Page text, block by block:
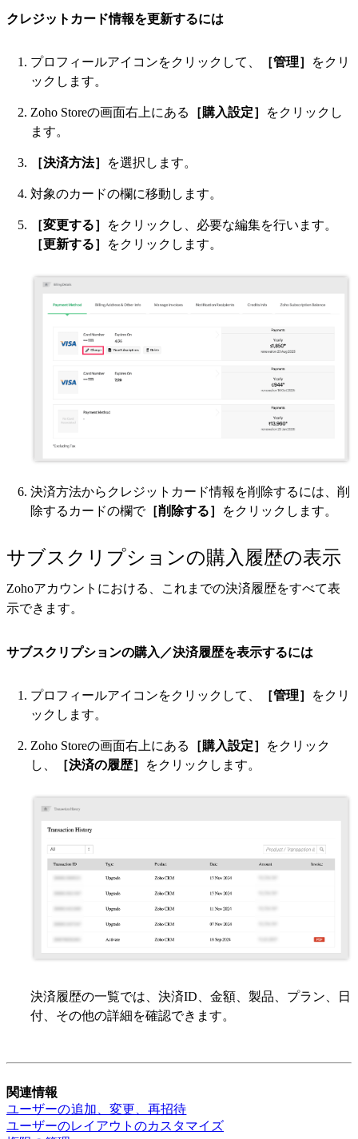
クレジットカード情報を更新するには
プロフィールアイコンをクリックして、 ［管理］
をクリ
ックします。
Zoho Storeの画面右上にある ［購入設定］
をクリックし
ます。
［決済方法］ を選択します。
対象のカードの欄に移動します。
［変更する］
をクリックし、必要な編集を行います。
［更新する］
をクリックします。
決済方法からクレジットカード情報を削除するには、削
除するカードの欄で［削除する］ をクリックします。
サブスクリプションの購入履歴の表示
Zohoアカウントにおける、これまでの決済履歴をすべて表
示できます。
サブスクリプションの購入／決済履歴を表示するには
プロフィールアイコンをクリックして、 ［管理］
をクリ
ックします。
Zoho Storeの画面右上にある ［購入設定］
をクリック
し、
［決済の履歴］ をクリックします。
決済履歴の一覧では、決済ID、金額、製品、プラン、日
付、その他の詳細を確認できます。
関連情報
ユーザーの追加、変更、再招待
ユーザーのレイアウトのカスタマイズ